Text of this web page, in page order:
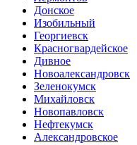
Донское
Изобильный
Георгиевск
Красногвардейское
Дивное
Новоалександровск
Зеленокумск
Михайловск
Новопавловск
Нефтекумск
Александровское